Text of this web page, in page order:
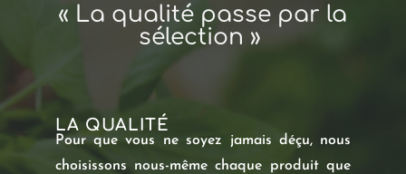
« La qualité passe par la
sélection »
LA QUALITÉ
Pour que vous ne soyez jamais déçu, nous
choisissons nous-même chaque produit que